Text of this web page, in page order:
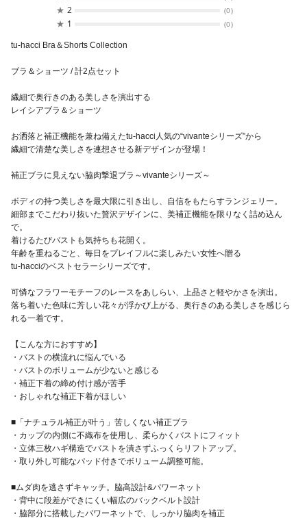
★ 2 (0)
★ 1 (0)
tu-hacci Bra＆Shorts Collection
ブラ＆ショーツ / 計2点セット
繊細で奥行きのある美しさを演出する
レイシアブラ＆ショーツ
お洒落と補正機能を兼ね備えたtu-hacci人気の“vivanteシリーズ”から
繊細で清楚な美しさを連想させる新デザインが登場！
補正ブラに見えない脇肉撃退ブラ～vivanteシリーズ～
ボディの持つ美しさを最大限に引き出し、自信をもたらすランジェリー。
細部までこだわり抜いた贅沢デザインに、美補正機能を限りなく詰め込ん
で。
着けるたびバストも気持ちも花開く。
年齢を重ねるごと、毎日をプレイフルに楽しみたい女性へ贈る
tu-hacciのベストセラーシリーズです。
可憐なフラワーモチーフのレースをあしらい、上品さと軽やかさを演出。
落ち着いた色味に芳しい花々が浮かび上がる、奥行きのある美しさを感じら
れる一着です。
【こんな方におすすめ】
・バストの横流れに悩んでいる
・バストのボリュームが少ないと感じる
・補正下着の締め付け感が苦手
・おしゃれな補正下着がほしい
■「ナチュラル補正が叶う」苦しくない補正ブラ
・カップの内側に不織布を使用し、柔らかくバストにフィット
・立体三枚ハギ構造でバストを潰さずふっくらリフトアップ。
・取り外し可能なパッド付きでボリューム調整可能。
■ムダ肉を逃さずキャッチ。脇高設計&パワーネット
・背中に段差ができにくい幅広のバックベルト設計
・脇部分に搭載したパワーネットで、しっかり脇肉を補正